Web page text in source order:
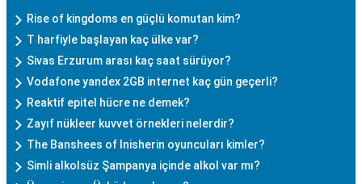
Rise of kingdoms en güçlü komutan kim?
T harfiyle başlayan kaç ülke var?
Sivas Erzurum arası kaç saat sürüyor?
Vodafone yandex 2GB internet kaç gün geçerli?
Reaktif epitel hücre ne demek?
Zayıf nükleer kuvvet örnekleri nelerdir?
The Banshees of Inisherin oyuncuları kimler?
Simli alkolsüz Şampanya içinde alkol var mı?